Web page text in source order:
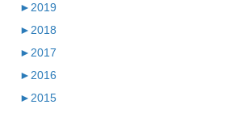
► 2019
► 2018
► 2017
► 2016
► 2015